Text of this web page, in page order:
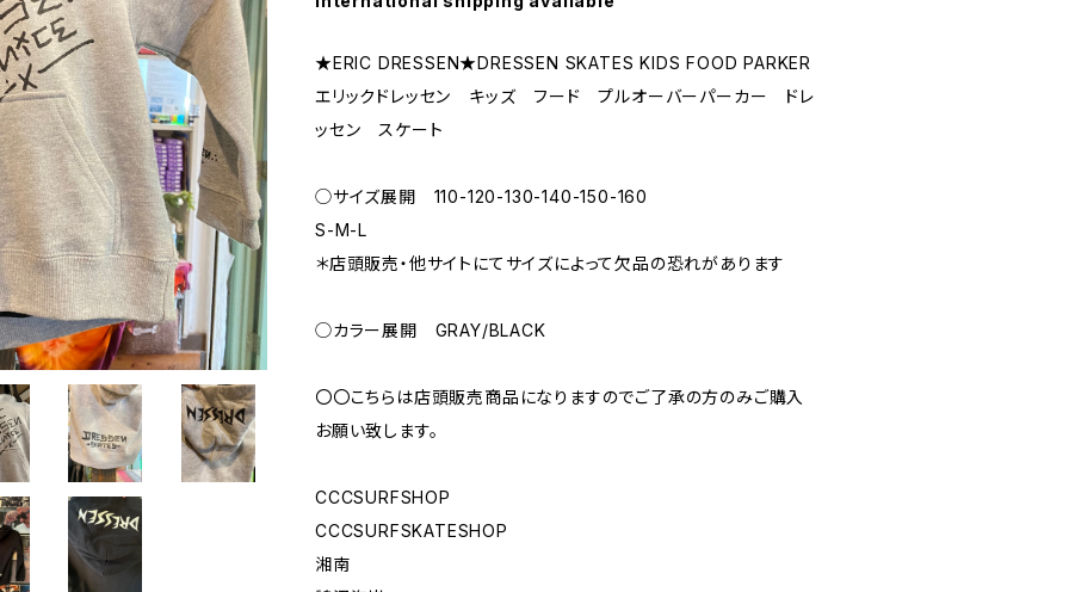
★ERIC DRESSEN★DRESSEN SKATES KIDS FOOD PARKER
エリックドレッセン キッズ フード プルオーバーパーカー ドレ
ッセン スケート
◯サイズ展開 110-120-130-140-150-160
S-M-L
＊店頭販売・他サイトにてサイズによって欠品の恐れがあります
◯カラー展開 GRAY/BLACK
〇〇こちらは店頭販売商品になりますのでご了承の方のみご購入
お願い致します。
CCCSURFSHOP
CCCSURFSKATESHOP
湘南